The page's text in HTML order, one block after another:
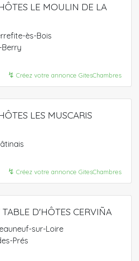
LE MOULIN DE LA
ès-Bois
Berry
↯ Créez votre annonce GitesChambres
LES MUSCARIS
↯ Créez votre annonce GitesChambres
D'HÔTES CERVIÑA
sur-Loire
Prés